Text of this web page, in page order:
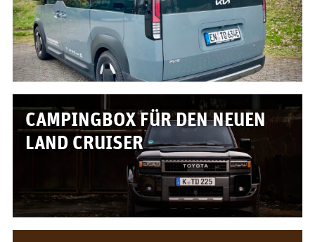
Box/Auto Übersicht
Preise
FÜR_VON
Für wen?
Grüße!
PIX_CLIPS
Broschüre
CAMPINGBOX FÜR DEN NEUEN
LAND CRUISER